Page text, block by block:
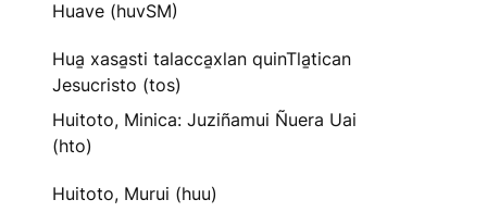
Huave (huvSM)
Hua̱ xasa̱sti talacca̱xlan quinTla̱tican
Jesucristo (tos)
Huitoto, Minica: Juziñamui Ñuera Uai
(hto)
Huitoto, Murui (huu)